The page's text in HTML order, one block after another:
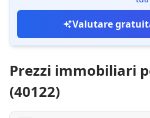
Valutare
Prezzi immobiliari
(40122)